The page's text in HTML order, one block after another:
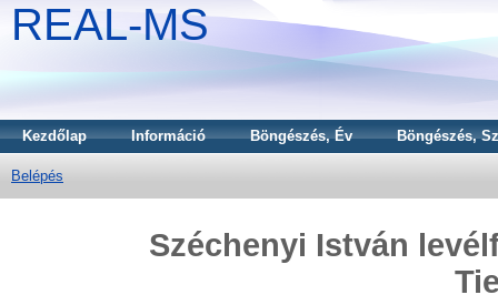
REAL-MS
Kezdőlap Információ Böngészés, Év Böngészés,
Belépés
Széchenyi István